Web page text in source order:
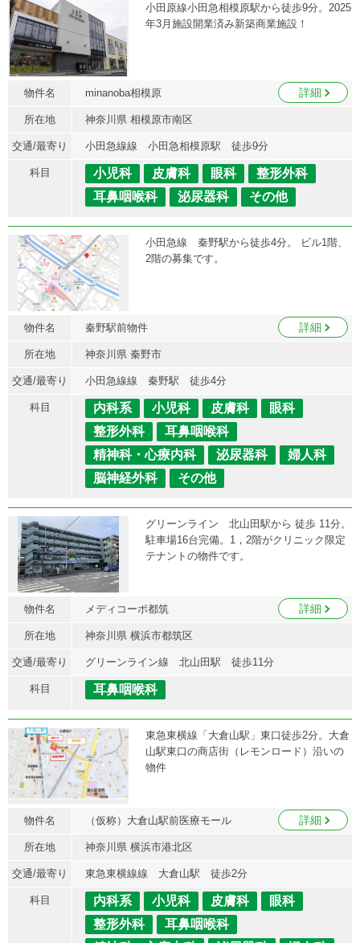
小田原線小田急相模原駅から徒歩9分。2025
年3月施設開業済み新築商業施設！
物件名 minanoba相模原 詳細
所在地 神奈川県 相模原市南区
交通/最寄り 小田急線線 小田急相模原駅 徒歩9分
科目 小児科 皮膚科 眼科
整形外科
耳鼻咽喉科
泌尿器科 その他
小田急線 秦野駅から徒歩4分。 ビル1階、
2階の募集です。
物件名 秦野駅前物件 詳細
所在地 神奈川県 秦野市
交通/最寄り 小田急線線 秦野駅 徒歩4分
科目 内科系 小児科 皮膚科
眼科
整形外科
耳鼻咽喉科
精神科・心療内科
泌尿器科
婦人科
脳神経外科
その他
グリーンライン 北山田駅から 徒歩 11分。
駐車場16台完備。1，2階がクリニック限定
テナントの物件です。
物件名 メディコーポ都筑 詳細
所在地 神奈川県 横浜市都筑区
交通/最寄り グリーンライン線 北山田駅 徒歩11分
科目 耳鼻咽喉科
東急東横線「大倉山駅」東口徒歩2分。大倉
山駅東口の商店街（レモンロード）沿いの
物件
物件名 （仮称）大倉山駅前医療モール 詳細
所在地 神奈川県 横浜市港北区
交通/最寄り 東急東横線線 大倉山駅 徒歩2分
科目 内科系 小児科 皮膚科
眼科
整形外科
耳鼻咽喉科